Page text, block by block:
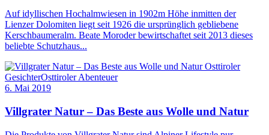
Auf idyllischen Hochalmwiesen in 1902m Höhe inmitten der
Lienzer Dolomiten liegt seit 1926 die ursprünglich gebliebene
Kerschbaumeralm. Beate Moroder bewirtschaftet seit 2013 dieses
beliebte Schutzhaus...
Osttiroler
GesichterOsttiroler Abenteuer
6. Mai 2019
Villgrater Natur – Das Beste aus Wolle und Natur